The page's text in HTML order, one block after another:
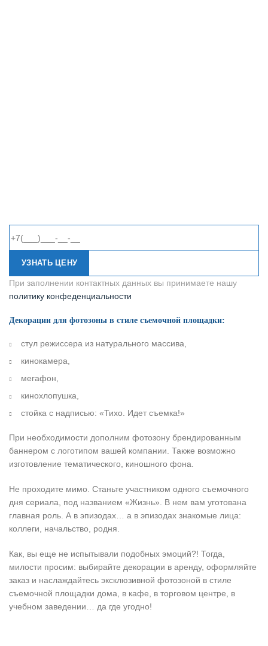
УЗНАТЬ ЦЕНУ
При заполнении контактных данных вы принимаете нашу
политику конфеденциальности
Декорации для фотозоны в стиле съемочной площадки:
стул режиссера из натурального массива,
кинокамера,
мегафон,
кинохлопушка,
стойка с надписью: «Тихо. Идет съемка!»
При необходимости дополним фотозону брендированным
баннером с логотипом вашей компании. Также возможно
изготовление тематического, киношного фона.
Не проходите мимо. Станьте участником одного съемочного
дня сериала, под названием «Жизнь». В нем вам уготована
главная роль. А в эпизодах… а в эпизодах знакомые лица:
коллеги, начальство, родня.
Как, вы еще не испытывали подобных эмоций?! Тогда,
милости просим: выбирайте декорации в аренду, оформляйте
заказ и наслаждайтесь эксклюзивной фотозоной в стиле
съемочной площадки дома, в кафе, в торговом центре, в
учебном заведении… да где угодно!